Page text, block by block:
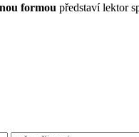
formou představí lektor